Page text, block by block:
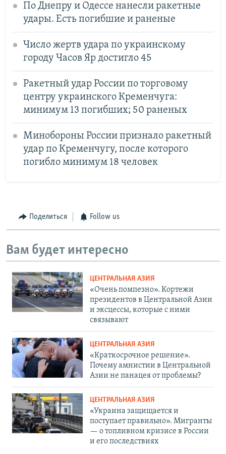
По Днепру и Одессе нанесли ракетные
удары. Есть погибшие и раненые
Число жертв удара по украинскому
городу Часов Яр достигло 45
Ракетный удар России по торговому
центру украинского Кременчуга:
минимум 13 погибших; 50 раненых
Минобороны России признало ракетный
удар по Кременчугу, после которого
погибло минимум 18 человек
Поделиться Follow us
Вам будет интересно
ЦЕНТРАЛЬНАЯ АЗИЯ
«Очень помпезно». Кортежи
президентов в Центральной Азии
и эксцессы, которые с ними
связывают
ЦЕНТРАЛЬНАЯ АЗИЯ
«Краткосрочное решение».
Почему амнистии в Центральной
Азии не панацея от проблемы?
ЦЕНТРАЛЬНАЯ АЗИЯ
«Украина защищается и
поступает правильно». Мигранты
— о топливном кризисе в России
и его последствиях